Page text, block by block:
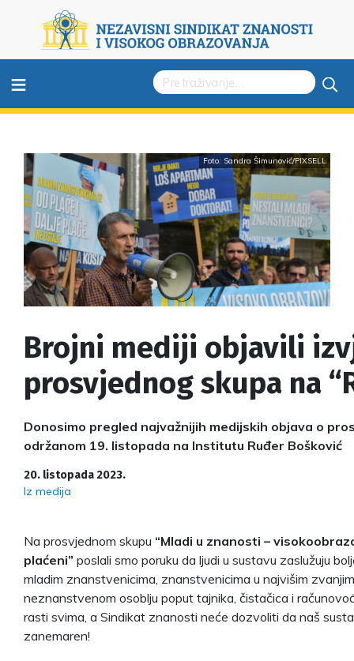
≡
Foto: Sandra Šimunović/PIXSELL
Brojni mediji objavili
prosvjednog skupa na
Donosimo pregled najvažnijih medijskih objava o
održanom 19. listopada na Institutu Ruđer Bošković
20. listopada 2023.
Iz medija
Na prosvjednom skupu “Mladi u znanosti –
plaćeni” poslali smo poruku da ljudi u sustavu zaslužuju
mladim znanstvenicima, znanstvenicima u najvišim
neznanstvenom osoblju poput tajnika, čistačica i
rasti svima, a Sindikat znanosti neće dozvoliti da naš
zanemaren!